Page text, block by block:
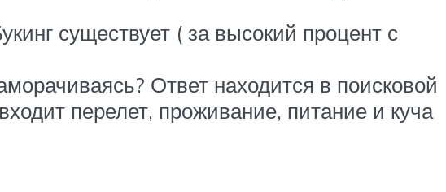
существует ( за высокий процент с
Ответ находится в поисковой
перелет, проживание, питание и куча